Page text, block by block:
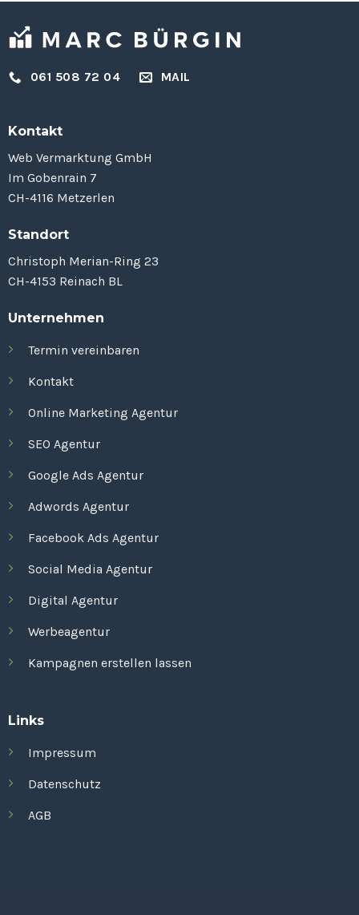
061 508 72 04 MAIL
Kontakt
Web Vermarktung GmbH
Im Gobenrain 7
CH-4116 Metzerlen
Standort
Christoph Merian-Ring 23
CH-4153 Reinach BL
Unternehmen
Termin vereinbaren
Kontakt
Online Marketing Agentur
SEO Agentur
Google Ads Agentur
Adwords Agentur
Facebook Ads Agentur
Social Media Agentur
Digital Agentur
Werbeagentur
Kampagnen erstellen lassen
Links
Impressum
Datenschutz
AGB